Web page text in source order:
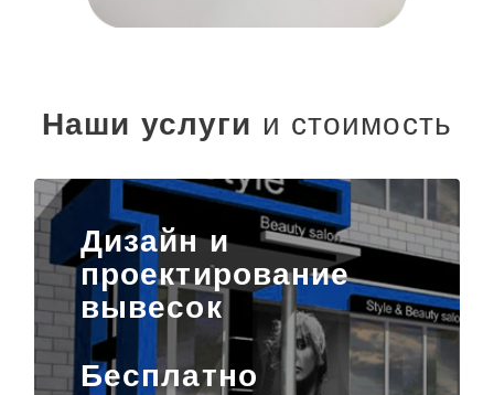
Наши услуги и стоимость
Дизайн и
проектирование
вывесок
Бесплатно